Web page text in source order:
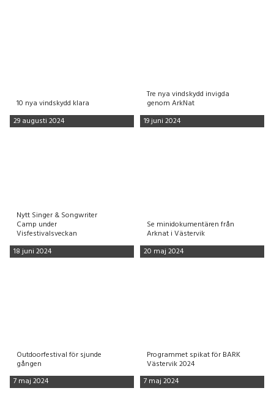
10 nya vindskydd klara
29 augusti 2024
Tre nya vindskydd invigda
genom ArkNat
19 juni 2024
Nytt Singer & Songwriter
Camp under
Visfestivalsveckan
18 juni 2024
Se minidokumentären från
Arknat i Västervik
20 maj 2024
Outdoorfestival för sjunde
gången
7 maj 2024
Programmet spikat för BARK
Västervik 2024
7 maj 2024